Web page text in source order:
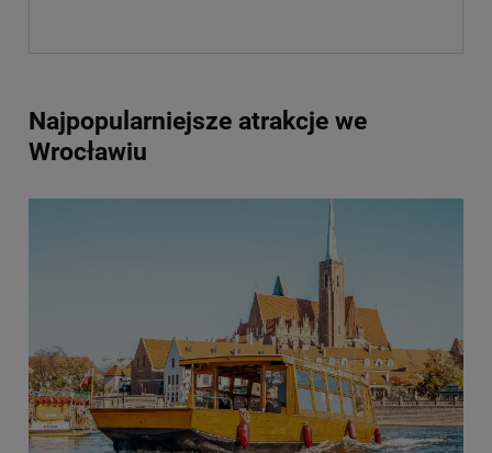
Najpopularniejsze atrakcje we
Wrocławiu